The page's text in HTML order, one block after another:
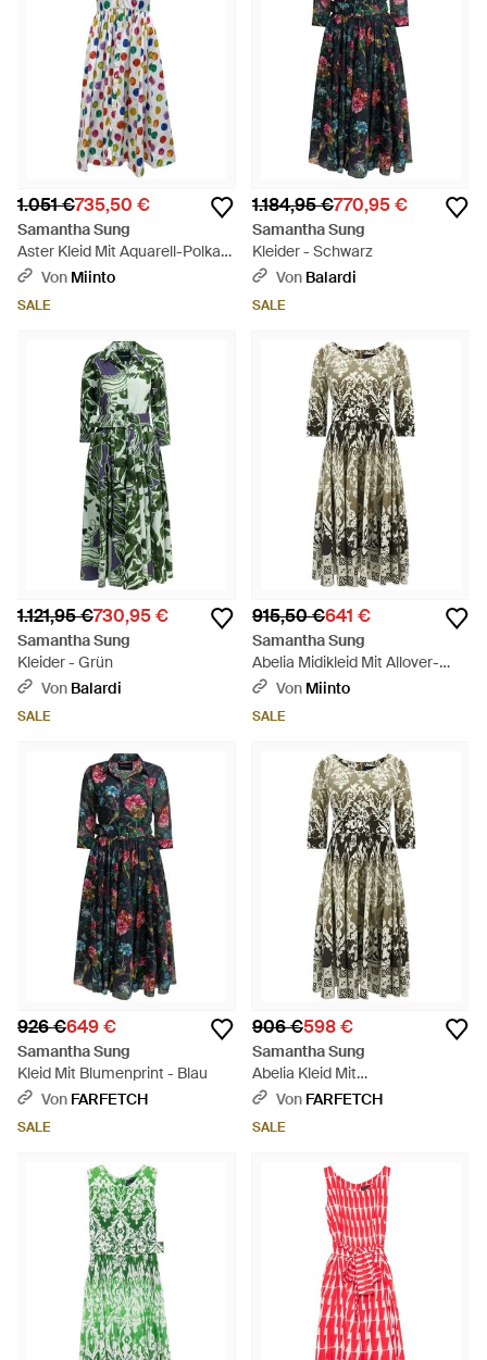
1.051 €735,50 €
Samantha Sung
Aster Kleid Mit Aquarell-Polka-
Dots - Blau
Von Miinto
SALE
1.184,95 €770,95 €
Samantha Sung
Kleider - Schwarz
Von Balardi
SALE
1.121,95 €730,95 €
Samantha Sung
Kleider - Grün
Von Balardi
SALE
915,50 €641 €
Samantha Sung
Abelia Midikleid Mit Allover-
Print - Grün
Von Miinto
SALE
926 €649 €
Samantha Sung
Kleid Mit Blumenprint - Blau
Von FARFETCH
SALE
906 €598 €
Samantha Sung
Abelia Kleid Mit
Durchgehendem Print - Weiß
Von FARFETCH
SALE